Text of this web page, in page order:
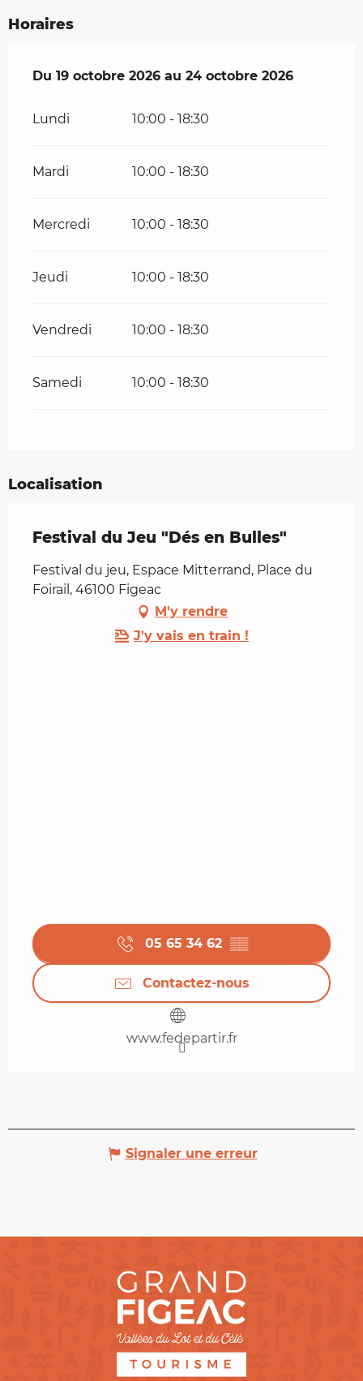
Horaires
Du 19 octobre 2026 au 24 octobre 2026
Du 19 octobre 2026 au 24 octobre 2026
Lundi 10:00 - 18:30
Mardi 10:00 - 18:30
Mercredi 10:00 - 18:30
Jeudi 10:00 - 18:30
Vendredi 10:00 - 18:30
Samedi 10:00 - 18:30
Localisation
Festival du Jeu "Dés en Bulles"
Festival du jeu, Espace Mitterrand, Place du
Foirail, 46100 Figeac
M'y rendre
J'y vais en train !
05 65 34 62 ▒▒
Contactez-nous
www.fedepartir.fr
Signaler une erreur